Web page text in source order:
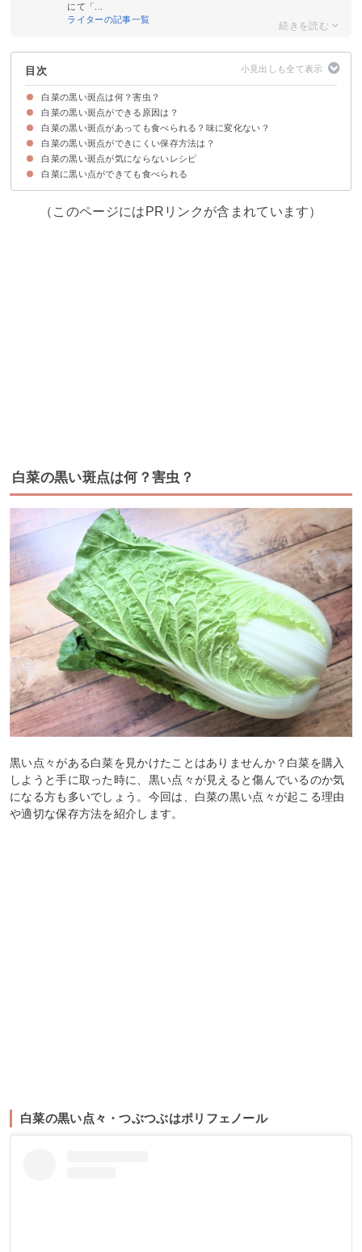
にて「...
ライターの記事一覧
目次
白菜の黒い斑点は何？害虫？
白菜の黒い点々・つぶつぶはポリフェノール
虫の場合もある
白菜の黒い斑点ができる原因は？
①栄養過多
②保存状態が悪い
白菜の黒い斑点があっても食べられる？味に変化ない？
ゴマ症の白菜は食べられるが味は落ちている
白菜の黒い斑点ができにくい保存方法は？
①キッチンペーパーで包む
②冷蔵庫の野菜室で保存する
③冷凍保存する
白菜の黒い斑点が気にならないレシピ
①餃子
②焼きロール白菜
③メンチカツ
白菜に黒い点ができても食べられる
（このページにはPRリンクが含まれています）
白菜の黒い斑点は何？害虫？
黒い点々がある白菜を見かけたことはありませんか？白菜を購入
しようと手に取った時に、黒い点々が見えると傷んでいるのか気
になる方も多いでしょう。今回は、白菜の黒い点々が起こる理由
や適切な保存方法を紹介します。
白菜の黒い点々・つぶつぶはポリフェノール